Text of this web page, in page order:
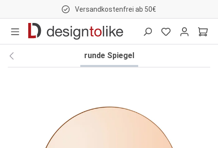
Versandkostenfrei ab 50€
runde Spiegel